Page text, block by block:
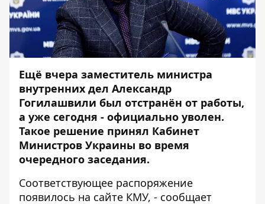
Ещё вчера заместитель министра
внутренних дел Александр
Гогилашвили был отстранён от работы,
а уже сегодня - официально уволен.
Такое решение принял Кабинет
Министров Украины во время
очередного заседания.
Соответствующее распоряжение
появилось на сайте КМУ, - сообщает